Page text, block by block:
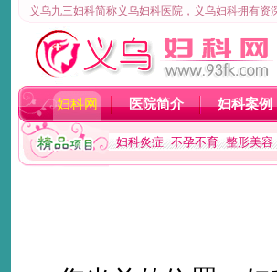
义乌九三妇科简称义乌妇科医院，义乌妇科拥有资
妇科网 医院简介 妇科案例
妇科炎症 不孕不育 整形美容